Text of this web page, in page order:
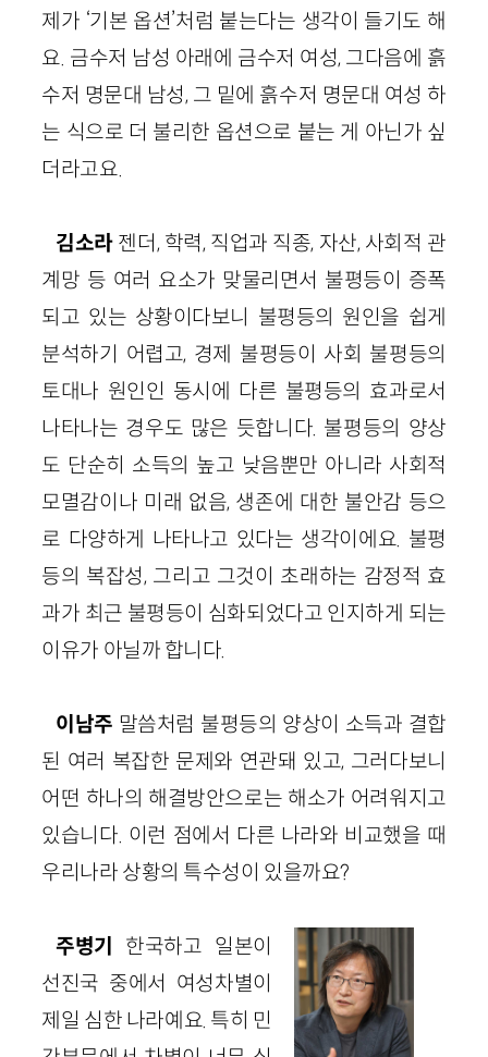
제가 ‘기본 옵션’처럼 붙는다는 생각이 들기도 해
요. 금수저 남성 아래에 금수저 여성, 그다음에 흙
수저 명문대 남성, 그 밑에 흙수저 명문대 여성 하
는 식으로 더 불리한 옵션으로 붙는 게 아닌가 싶
더라고요.
김소라 젠더, 학력, 직업과 직종, 자산, 사회적 관
계망 등 여러 요소가 맞물리면서 불평등이 증폭
되고 있는 상황이다보니 불평등의 원인을 쉽게
분석하기 어렵고, 경제 불평등이 사회 불평등의
토대나 원인인 동시에 다른 불평등의 효과로서
나타나는 경우도 많은 듯합니다. 불평등의 양상
도 단순히 소득의 높고 낮음뿐만 아니라 사회적
모멸감이나 미래 없음, 생존에 대한 불안감 등으
로 다양하게 나타나고 있다는 생각이에요. 불평
등의 복잡성, 그리고 그것이 초래하는 감정적 효
과가 최근 불평등이 심화되었다고 인지하게 되는
이유가 아닐까 합니다.
이남주 말씀처럼 불평등의 양상이 소득과 결합
된 여러 복잡한 문제와 연관돼 있고, 그러다보니
어떤 하나의 해결방안으로는 해소가 어려워지고
있습니다. 이런 점에서 다른 나라와 비교했을 때
우리나라 상황의 특수성이 있을까요?
주병기
한국하고 일본이
선진국 중에서 여성차별이
제일 심한 나라예요. 특히 민